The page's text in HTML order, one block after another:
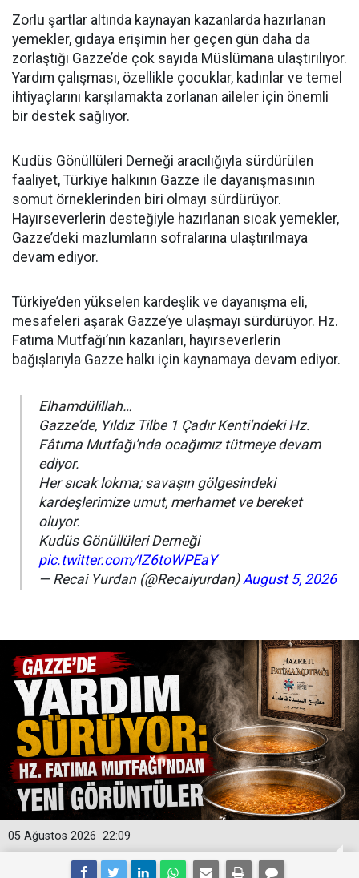
Zorlu şartlar altında kaynayan kazanlarda hazırlanan
yemekler, gıdaya erişimin her geçen gün daha da
zorlaştığı Gazze’de çok sayıda Müslümana ulaştırılıyor.
Yardım çalışması, özellikle çocuklar, kadınlar ve temel
ihtiyaçlarını karşılamakta zorlanan aileler için önemli
bir destek sağlıyor.
Kudüs Gönüllüleri Derneği aracılığıyla sürdürülen
faaliyet, Türkiye halkının Gazze ile dayanışmasının
somut örneklerinden biri olmayı sürdürüyor.
Hayırseverlerin desteğiyle hazırlanan sıcak yemekler,
Gazze’deki mazlumların sofralarına ulaştırılmaya
devam ediyor.
Türkiye’den yükselen kardeşlik ve dayanışma eli,
mesafeleri aşarak Gazze’ye ulaşmayı sürdürüyor. Hz.
Fatıma Mutfağı’nın kazanları, hayırseverlerin
bağışlarıyla Gazze halkı için kaynamaya devam ediyor.
Elhamdülillah…
Gazze'de, Yıldız Tilbe 1 Çadır Kenti'ndeki Hz.
Fâtıma Mutfağı'nda ocağımız tütmeye devam
ediyor.
Her sıcak lokma; savaşın gölgesindeki
kardeşlerimize umut, merhamet ve bereket
oluyor.
Kudüs Gönüllüleri Derneği
pic.twitter.com/IZ6toWPEaY
— Recai Yurdan (@Recaiyurdan)August 5, 2026
22:09
05 Ağustos 2026